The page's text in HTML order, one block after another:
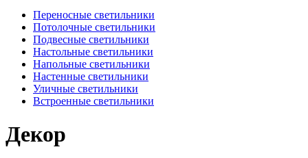
Переносные светильники
Потолочные светильники
Подвесные светильники
Настольные светильники
Напольные светильники
Настенные светильники
Уличные светильники
Встроенные светильники
Декор